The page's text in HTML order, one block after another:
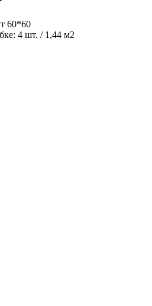
60*60
4 шт. / 1,44 м2